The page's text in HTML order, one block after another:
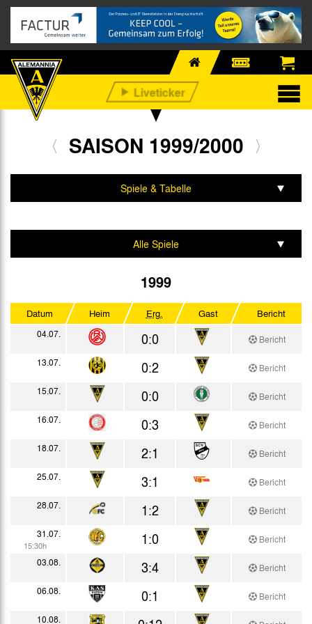
SAISON 1999/2000
Spiele & Tabelle
Alle Spiele
Testspiele
1999
Datum Heim Erg. Gast Bericht
04.07. 0:0
Bericht
13.07.
0:2
Bericht
15.07.
0:0
Bericht
16.07.
0:3
Bericht
18.07.
2:1
Bericht
25.07.
3:1
Bericht
28.07.
1:2
Bericht
31.07.
15:30h 1:0
Bericht
03.08.
3:4
Bericht
06.08.
0:1
Bericht
10.08.